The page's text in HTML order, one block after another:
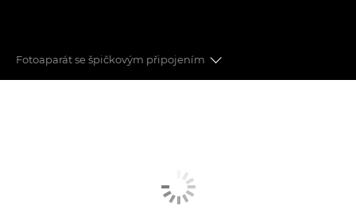
Fotoaparát se špičkovým připojením